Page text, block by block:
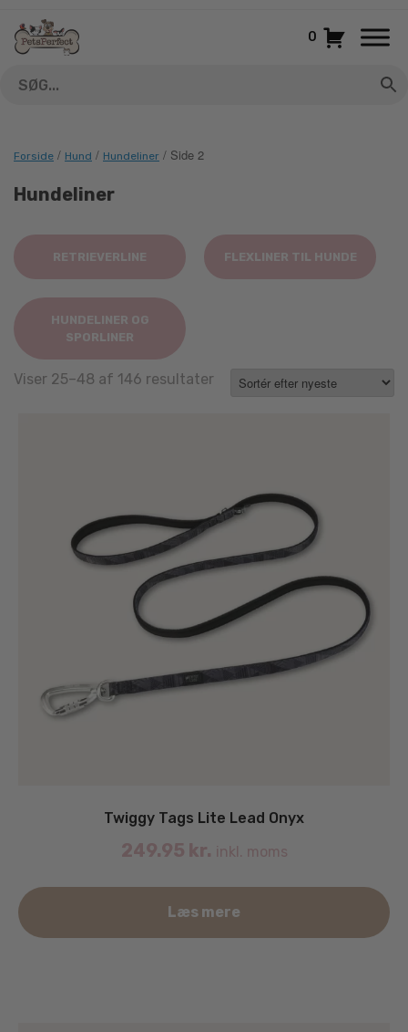
indhold
0
Forside / Hund / Hundeliner / Side 2
Hundeliner
RETRIEVERLINE FLEXLINER TIL HUNDE
HUNDELINER OG
SPORLINER
Viser 25–48 af 146 resultaterSorted
Twiggy Tags Lite Lead Onyx
249.95 kr. inkl. moms
Læs mere